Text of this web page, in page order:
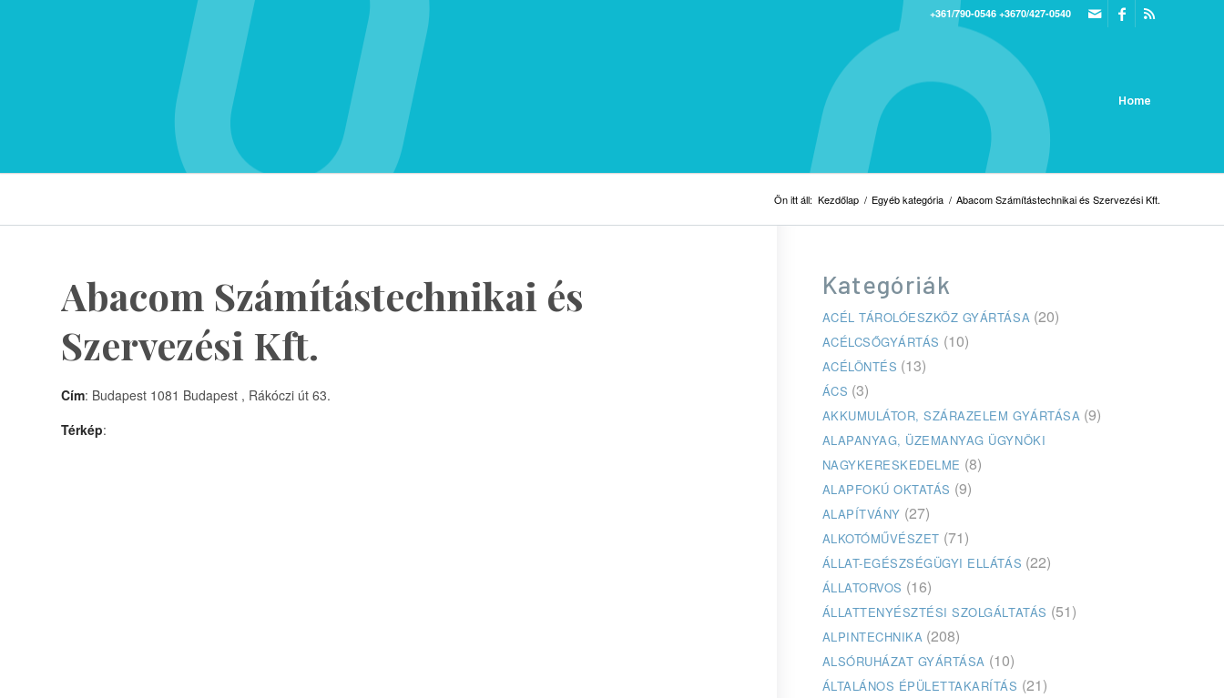
+361/790-0546 +3670/427-0540
Home
Ön itt áll: Kezdőlap / Egyéb kategória / Abacom Számítástechnikai és Szervezési Kft.
Abacom Számítástechnikai és
Szervezési Kft.
Cím: Budapest 1081 Budapest , Rákóczi út 63.
Térkép:
Kategóriák
ACÉL TÁROLÓESZKÖZ GYÁRTÁSA (20)
ACÉLCSŐGYÁRTÁS (10)
ACÉLÖNTÉS (13)
ÁCS (3)
AKKUMULÁTOR, SZÁRAZELEM GYÁRTÁSA (9)
ALAPANYAG, ÜZEMANYAG ÜGYNÖKI
NAGYKERESKEDELME (8)
ALAPFOKÚ OKTATÁS (9)
ALAPÍTVÁNY (27)
ALKOTÓMŰVÉSZET (71)
ÁLLAT-EGÉSZSÉGÜGYI ELLÁTÁS (22)
ÁLLATORVOS (16)
ÁLLATTENYÉSZTÉSI SZOLGÁLTATÁS (51)
ALPINTECHNIKA (208)
ALSÓRUHÁZAT GYÁRTÁSA (10)
ÁLTALÁNOS ÉPÜLETTAKARÍTÁS (21)